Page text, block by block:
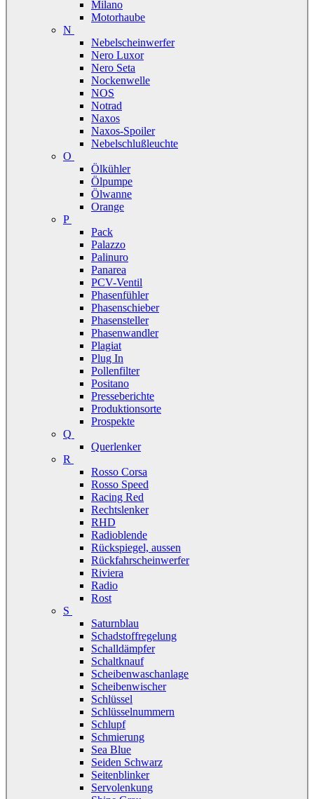
Milano
Motorhaube
N
Nebelscheinwerfer
Nero Luxor
Nero Seta
Nockenwelle
NOS
Notrad
Naxos
Naxos-Spoiler
Nebelschlußleuchte
O
Ölkühler
Ölpumpe
Ölwanne
Orange
P
Pack
Palazzo
Palinuro
Panarea
PCV-Ventil
Phasenfühler
Phasenschieber
Phasensteller
Phasenwandler
Plagiat
Plug In
Pollenfilter
Positano
Presseberichte
Produktionsorte
Prospekte
Q
Querlenker
R
Rosso Corsa
Rosso Speed
Racing Red
Rechtslenker
RHD
Radioblende
Rückspiegel, aussen
Rückfahrscheinwerfer
Riviera
Radio
Rost
S
Saturnblau
Schadstoffregelung
Schalldämpfer
Schaltknauf
Scheibenwaschanlage
Scheibenwischer
Schlüssel
Schlüsselnummern
Schlupf
Schmierung
Sea Blue
Seiden Schwarz
Seitenblinker
Servolenkung